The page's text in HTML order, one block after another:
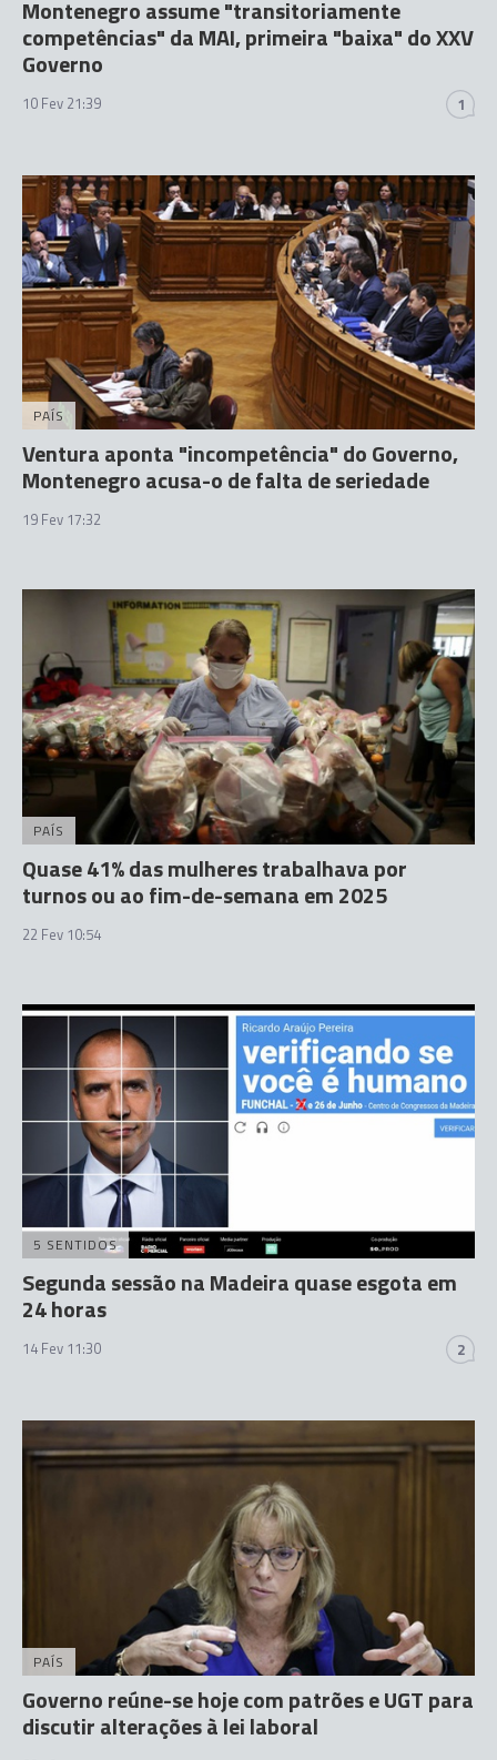
Montenegro assume "transitoriamente
competências" da MAI, primeira "baixa" do XXV
Governo
10 Fev 21:39 1
PAÍS
Ventura aponta "incompetência" do Governo,
Montenegro acusa-o de falta de seriedade
19 Fev 17:32
PAÍS
Quase 41% das mulheres trabalhava por
turnos ou ao fim-de-semana em 2025
22 Fev 10:54
5 SENTIDOS
Segunda sessão na Madeira quase esgota em
24 horas
14 Fev 11:30 2
PAÍS
Governo reúne-se hoje com patrões e UGT para
discutir alterações à lei laboral